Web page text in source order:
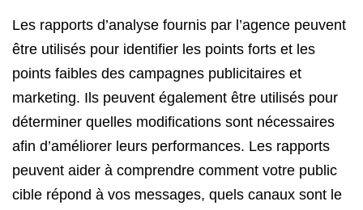
Les rapports d’analyse fournis par l’agence peuvent
être utilisés pour identifier les points forts et les
points faibles des campagnes publicitaires et
marketing. Ils peuvent également être utilisés pour
déterminer quelles modifications sont nécessaires
afin d’améliorer leurs performances. Les rapports
peuvent aider à comprendre comment votre public
cible répond à vos messages, quels canaux sont le